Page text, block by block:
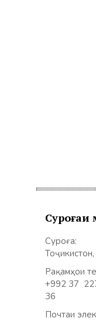
Суроғаи
Суроға:
Рақамҳои
+992 37
36
Почтаи